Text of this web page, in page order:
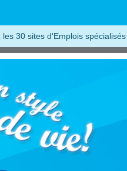
les 30 sites d'Emplois spécialisés